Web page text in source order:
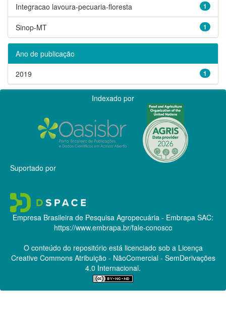
1
Integracao lavoura-pecuaria-floresta
1
Sinop-MT
Ano de publicação
1
2019
Indexado por
Suportado por
Empresa Brasileira de Pesquisa Agropecuária - Embrapa SAC:
https://www.embrapa.br/fale-conosco
O conteúdo do repositório está licenciado sob a Licença
Creative CommonsAtribuição - NãoComercial - SemDerivações
4.0 Internacional.